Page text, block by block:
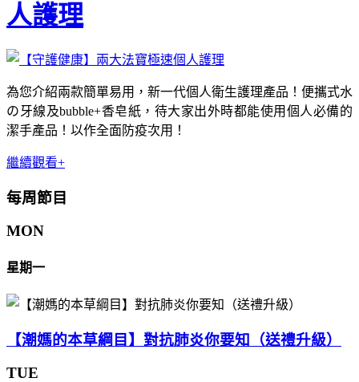
人護理
為您介紹兩款簡單易用，新一代個人衛生護理產品！便攜式水
の牙線及bubble+香皂紙，待大家出外時都能使用個人必備的
潔手產品！以作全面防疫次用！
繼續觀看+
每周節目
MON
星期一
【潮媽的本草綱目】對抗肺炎你要知（送禮升級）
TUE